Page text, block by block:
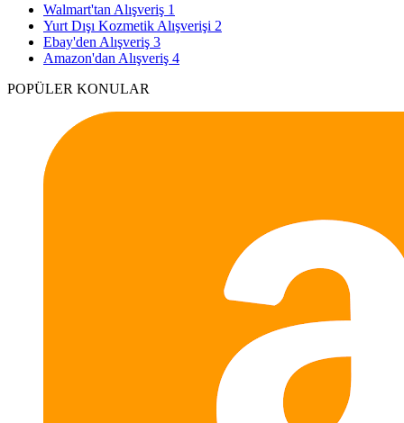
Walmart'tan Alışveriş 1
Yurt Dışı Kozmetik Alışverişi 2
Ebay'den Alışveriş 3
Amazon'dan Alışveriş 4
POPÜLER KONULAR